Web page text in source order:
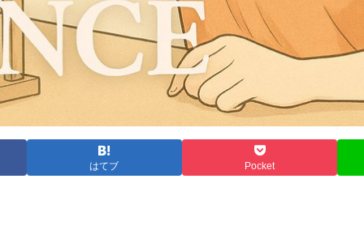
はてブ Pocket